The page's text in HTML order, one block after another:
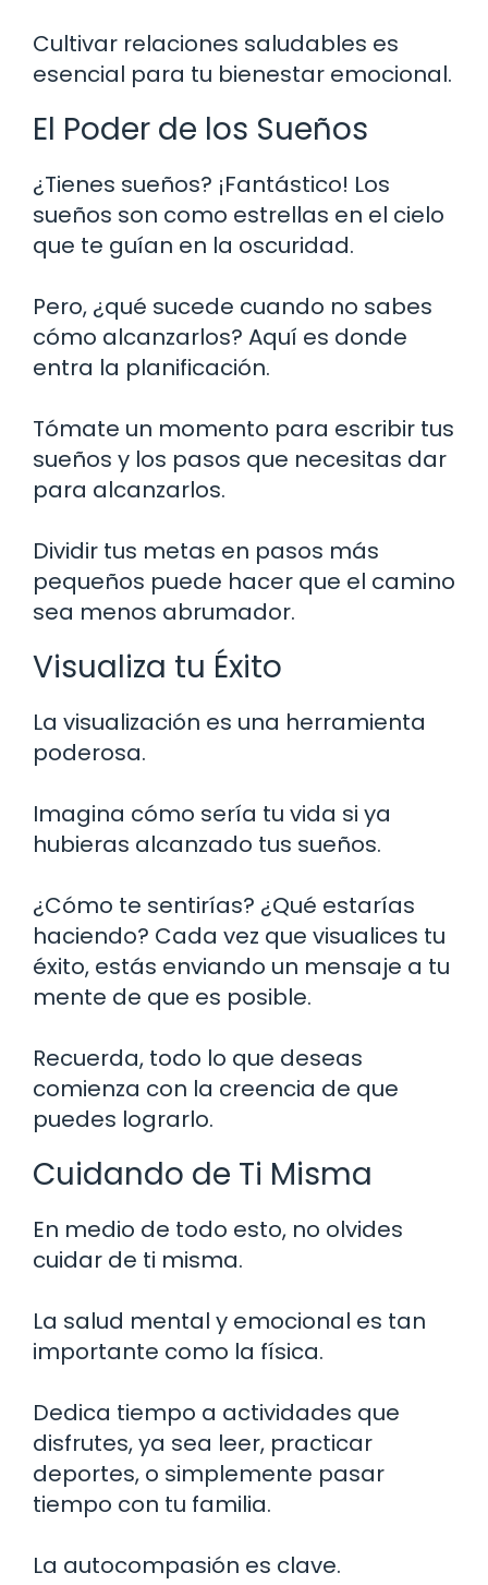
Cultivar relaciones saludables es
esencial para tu bienestar emocional.
El Poder de los Sueños
¿Tienes sueños? ¡Fantástico! Los
sueños son como estrellas en el cielo
que te guían en la oscuridad.
Pero, ¿qué sucede cuando no sabes
cómo alcanzarlos? Aquí es donde
entra la planificación.
Tómate un momento para escribir tus
sueños y los pasos que necesitas dar
para alcanzarlos.
Dividir tus metas en pasos más
pequeños puede hacer que el camino
sea menos abrumador.
Visualiza tu Éxito
La visualización es una herramienta
poderosa.
Imagina cómo sería tu vida si ya
hubieras alcanzado tus sueños.
¿Cómo te sentirías? ¿Qué estarías
haciendo? Cada vez que visualices tu
éxito, estás enviando un mensaje a tu
mente de que es posible.
Recuerda, todo lo que deseas
comienza con la creencia de que
puedes lograrlo.
Cuidando de Ti Misma
En medio de todo esto, no olvides
cuidar de ti misma.
La salud mental y emocional es tan
importante como la física.
Dedica tiempo a actividades que
disfrutes, ya sea leer, practicar
deportes, o simplemente pasar
tiempo con tu familia.
La autocompasión es clave.